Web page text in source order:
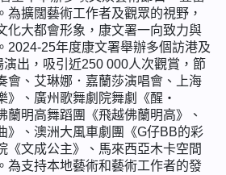
為擴闊藝術工作者及觀眾的視野，
化大都會形象，康文署一向致力與
2024-25年度康文署舉辦多個訪港及
出，吸引近250 000人次觀賞，節
會、艾琳娜．嘉蘭莎演唱會、上海
》、廣州歌舞劇院舞劇《醒‧
明高舞蹈團《飛越佛蘭明高》、
》、澳洲大風車劇團《G仔BB的彩
《文成公主》、馬來西亞木卡空間
為支持本地藝術和藝術工作者的發